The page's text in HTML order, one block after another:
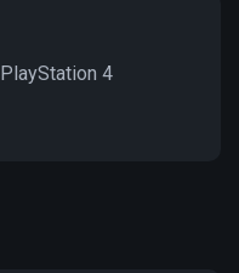
PlayStation 4